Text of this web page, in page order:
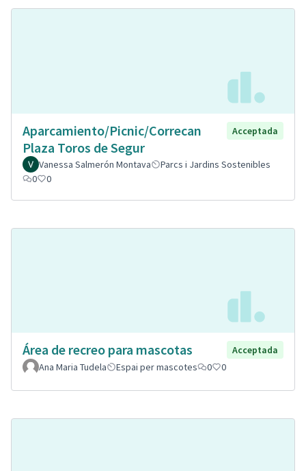
Aparcamiento/Picnic/Correcan
Plaza Toros de Segur
Acceptada
Vanessa Salmerón Montava
Parcs i Jardins Sostenibles
0
0
Área de recreo para mascotas
Acceptada
Ana Maria Tudela
Espai per mascotes 0 0